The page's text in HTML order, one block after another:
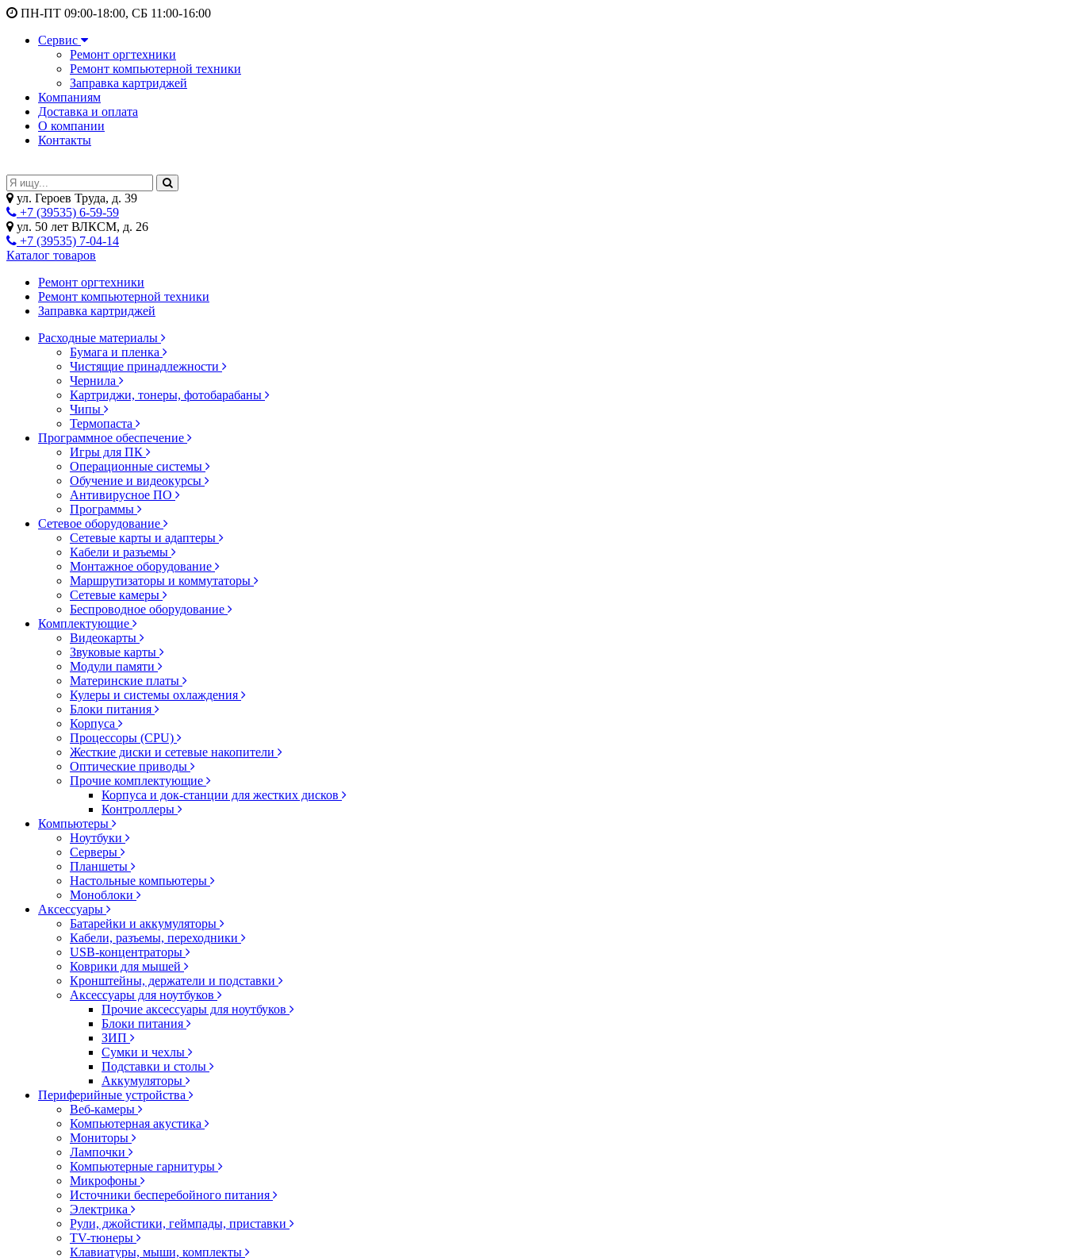
ПН-ПТ 09:00-18:00, СБ 11:00-16:00
Сервис
Ремонт оргтехники
Ремонт компьютерной техники
Заправка картриджей
Компаниям
Доставка и оплата
О компании
Контакты
ул. Героев Труда, д. 39
+7 (39535) 6-59-59
ул. 50 лет ВЛКСМ, д. 26
+7 (39535) 7-04-14
Каталог товаров
Ремонт оргтехники
Ремонт компьютерной техники
Заправка картриджей
Расходные материалы
Бумага и пленка
Чистящие принадлежности
Чернила
Картриджи, тонеры, фотобарабаны
Чипы
Термопаста
Программное обеспечение
Игры для ПК
Операционные системы
Обучение и видеокурсы
Антивирусное ПО
Программы
Сетевое оборудование
Сетевые карты и адаптеры
Кабели и разъемы
Монтажное оборудование
Маршрутизаторы и коммутаторы
Сетевые камеры
Беспроводное оборудование
Комплектующие
Видеокарты
Звуковые карты
Модули памяти
Материнские платы
Кулеры и системы охлаждения
Блоки питания
Корпуса
Процессоры (CPU)
Жесткие диски и сетевые накопители
Оптические приводы
Прочие комплектующие
Корпуса и док-станции для жестких дисков
Контроллеры
Компьютеры
Ноутбуки
Серверы
Планшеты
Настольные компьютеры
Моноблоки
Аксессуары
Батарейки и аккумуляторы
Кабели, разъемы, переходники
USB-концентраторы
Коврики для мышей
Кронштейны, держатели и подставки
Аксессуары для ноутбуков
Прочие аксессуары для ноутбуков
Блоки питания
ЗИП
Сумки и чехлы
Подставки и столы
Аккумуляторы
Периферийные устройства
Веб-камеры
Компьютерная акустика
Мониторы
Лампочки
Компьютерные гарнитуры
Микрофоны
Источники бесперебойного питания
Электрика
Рули, джойстики, геймпады, приставки
TV-тюнеры
Клавиатуры, мыши, комплекты